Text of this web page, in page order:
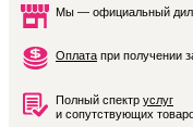
Мы — официальный
Оплата при получении
Полный спектр услуг
и сопутствующих